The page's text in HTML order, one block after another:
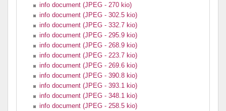
info document (JPEG - 270 kio)
info document (JPEG - 302.5 kio)
info document (JPEG - 332.7 kio)
info document (JPEG - 295.9 kio)
info document (JPEG - 268.9 kio)
info document (JPEG - 223.7 kio)
info document (JPEG - 269.6 kio)
info document (JPEG - 390.8 kio)
info document (JPEG - 393.1 kio)
info document (JPEG - 348.1 kio)
info document (JPEG - 258.5 kio)